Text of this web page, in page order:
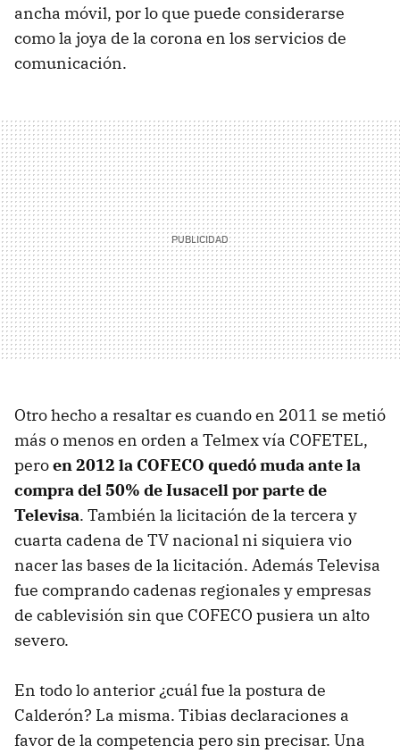
ancha móvil, por lo que puede considerarse
como la joya de la corona en los servicios de
comunicación.
Otro hecho a resaltar es cuando en 2011 se metió
más o menos en orden a Telmex vía COFETEL,
peroen 2012 la COFECO quedó muda ante la
compra del 50% de Iusacell por parte de
Televisa. También la licitación de la tercera y
cuarta cadena de TV nacional ni siquiera vio
nacer las bases de la licitación. Además Televisa
fue comprando cadenas regionales y empresas
de cablevisión sin que COFECO pusiera un alto
severo.
En todo lo anterior ¿cuál fue la postura de
Calderón? La misma. Tibias declaraciones a
favor de la competencia pero sin precisar. Una